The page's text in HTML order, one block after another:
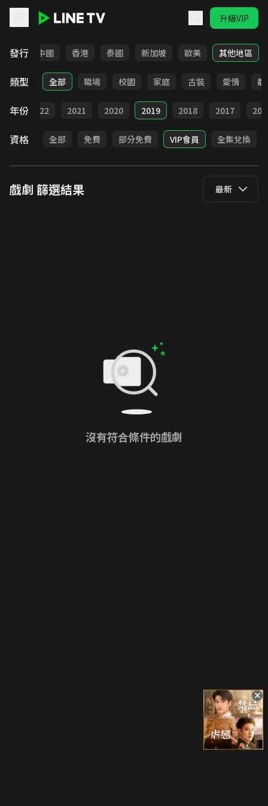
升級VIP
發行
韓國 中國 香港 泰國 新加坡 歐美 其他地區
類型 全部 職場 校園 家庭 古裝 愛情 都
年份 2022 2021 2020 2019 2018 2017
資格 全部 免費 部分免費 VIP會員 全集兌換
戲劇 篩選結果 最新
沒有符合條件的戲劇